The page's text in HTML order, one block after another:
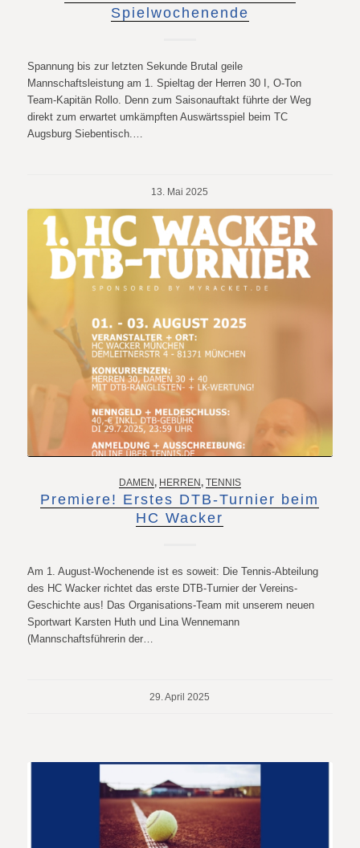
Spielwochenende
Spannung bis zur letzten Sekunde Brutal geile
Mannschaftsleistung am 1. Spieltag der Herren 30 I, O-Ton
Team-Kapitän Rollo. Denn zum Saisonauftakt führte der Weg
direkt zum erwartet umkämpften Auswärtsspiel beim TC
Augsburg Siebentisch.…
13. Mai 2025
DAMEN, HERREN, TENNIS
Premiere! Erstes DTB-Turnier beim
HC Wacker
Am 1. August-Wochenende ist es soweit: Die Tennis-Abteilung
des HC Wacker richtet das erste DTB-Turnier der Vereins-
Geschichte aus! Das Organisations-Team mit unserem neuen
Sportwart Karsten Huth und Lina Wennemann
(Mannschaftsführerin der…
29. April 2025